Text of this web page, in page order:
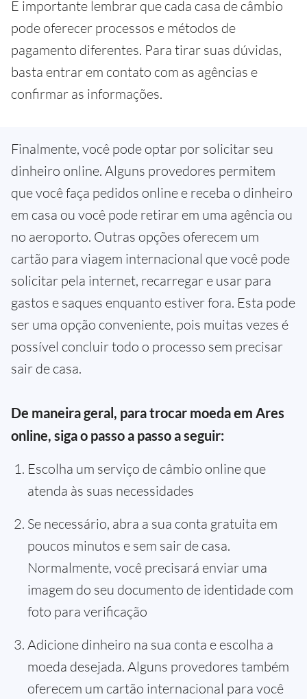
É importante lembrar que cada casa de câmbio
pode oferecer processos e métodos de
pagamento diferentes. Para tirar suas dúvidas,
basta entrar em contato com as agências e
confirmar as informações.
Finalmente, você pode optar por solicitar seu
dinheiro online. Alguns provedores permitem
que você faça pedidos online e receba o dinheiro
em casa ou você pode retirar em uma agência ou
no aeroporto. Outras opções oferecem um
cartão para viagem internacional que você pode
solicitar pela internet, recarregar e usar para
gastos e saques enquanto estiver fora. Esta pode
ser uma opção conveniente, pois muitas vezes é
possível concluir todo o processo sem precisar
sair de casa.
De maneira geral, para trocar moeda em Ares
online, siga o passo a passo a seguir:
Escolha um serviço de câmbio online que
atenda às suas necessidades
Se necessário, abra a sua conta gratuita em
poucos minutos e sem sair de casa.
Normalmente, você precisará enviar uma
imagem do seu documento de identidade com
foto para verificação
Adicione dinheiro na sua conta e escolha a
moeda desejada. Alguns provedores também
oferecem um cartão internacional para você